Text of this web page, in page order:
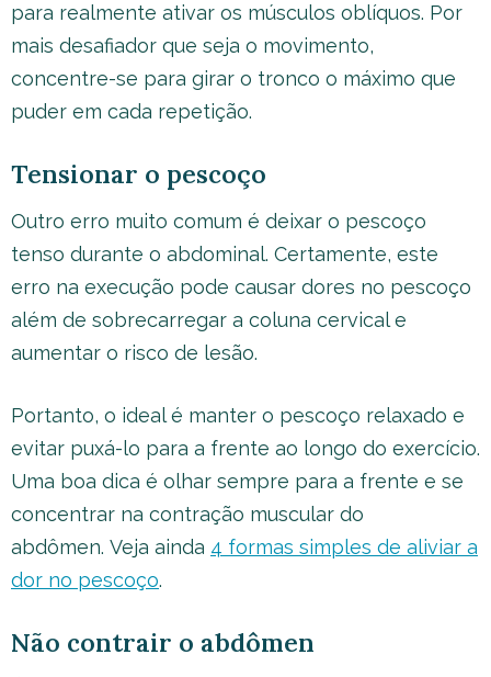
para realmente ativar os músculos oblíquos. Por
mais desafiador que seja o movimento,
concentre-se para girar o tronco o máximo que
puder em cada repetição.
Tensionar o pescoço
Outro erro muito comum é deixar o pescoço
tenso durante o abdominal. Certamente, este
erro na execução pode causar dores no pescoço
além de sobrecarregar a coluna cervical e
aumentar o risco de lesão.
Portanto, o ideal é manter o pescoço relaxado e
evitar puxá-lo para a frente ao longo do exercício.
Uma boa dica é olhar sempre para a frente e se
concentrar na contração muscular do
abdômen. Veja ainda 4 formas simples de aliviar a
dor no pescoço.
Não contrair o abdômen